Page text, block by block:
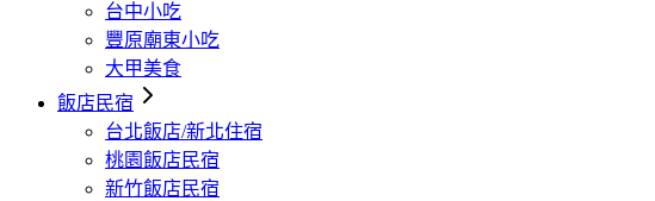
台中小吃
豐原廟東小吃
大甲美食
飯店民宿
台北飯店/新北住宿
桃園飯店民宿
新竹飯店民宿